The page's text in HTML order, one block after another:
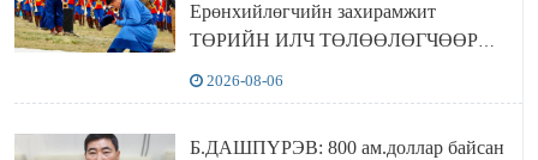
Ерөнхийлөгчийн захирамжит
ТӨРИЙН ИЛЧ ТӨЛӨӨЛӨГЧӨӨР
2026-08-06
Б.ДАШПҮРЭВ: 800 ам.доллар байсан